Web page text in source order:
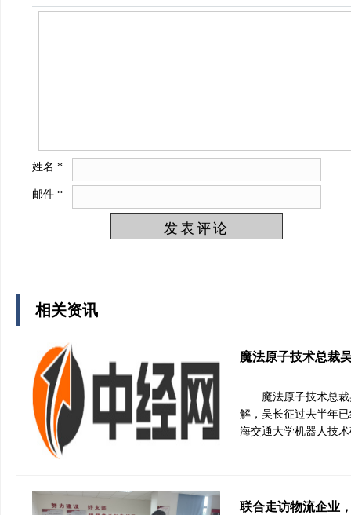
姓名 *
邮件 *
相关资讯
魔法原子技术总裁
魔法原子技术总
解，吴长征过去半年
海交通大学机器人技
联合走访物流企业